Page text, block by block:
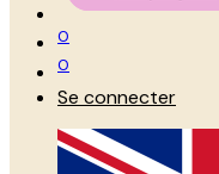
0
0
Se connecter